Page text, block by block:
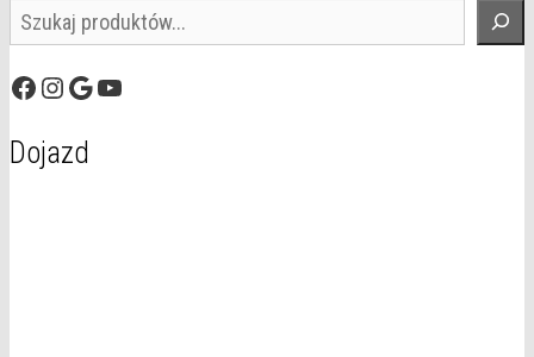
Szukaj
Facebook
Instagram
GoogleYouTube
Dojazd